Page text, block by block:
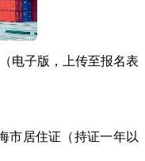
子版，上传至报名表
居住证（持证一年以